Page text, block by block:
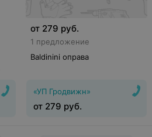
от 279 руб.
1 предложение
Baldinini оправа
«УП Гродвижн»
от 279 руб.